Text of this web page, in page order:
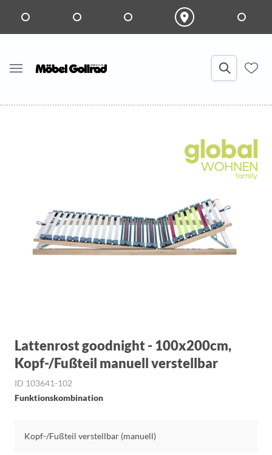
Lattenrost goodnight - 100x200cm,
Kopf-/Fußteil manuell verstellbar
ID 103641-102
Funktionskombination
Kopf-/Fußteil verstellbar (manuell)